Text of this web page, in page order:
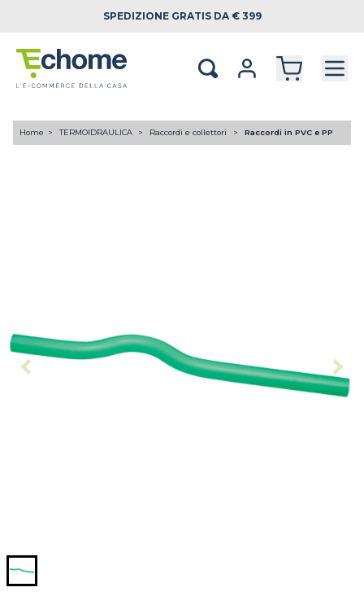
SPEDIZIONE GRATIS DA € 399
Home TERMOIDRAULICA Raccordi e collettori Raccordi in PVC e PP